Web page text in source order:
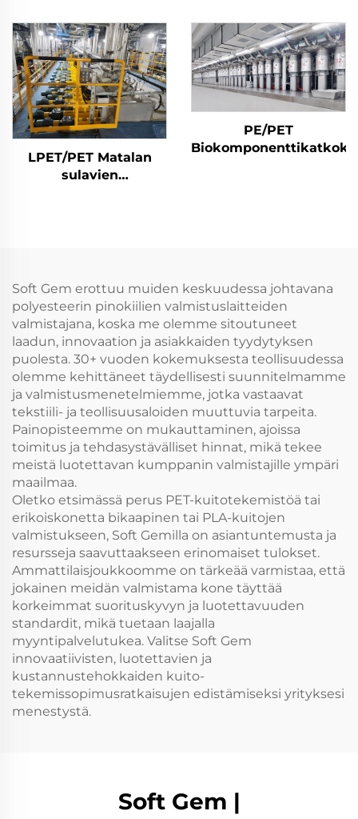
kiinteän
polyesterikatkokuitujen
PSF-valmistuskone
sekä onttoa että
kiinteää kuitua
LPET/PET Matalan
sulavien
PE/PET
Soft Gem erottuu muiden keskuudessa johtavana
polyesteerin pinokiilien valmistuslaitteiden
valmistajana, koska me olemme sitoutuneet
laadun, innovaation ja asiakkaiden tyydytyksen
puolesta. 30+ vuoden kokemuksesta teollisuudessa
olemme kehittäneet täydellisesti suunnitelmamme
ja valmistusmenetelmiemme, jotka vastaavat
tekstiili- ja teollisuusaloiden muuttuvia tarpeita.
Painopisteemme on mukauttaminen, ajoissa
toimitus ja tehdasystävälliset hinnat, mikä tekee
meistä luotettavan kumppanin valmistajille ympäri
maailmaa.
Oletko etsimässä perus PET-kuitotekemistöä tai
erikoiskonetta bikaapinen tai PLA-kuitojen
valmistukseen, Soft Gemilla on asiantuntemusta ja
resursseja saavuttaakseen erinomaiset tulokset.
Ammattilaisjoukkoomme on tärkeää varmistaa, että
jokainen meidän valmistama kone täyttää
korkeimmat suorituskyvyn ja luotettavuuden
standardit, mikä tuetaan laajalla
myyntipalvelutukea. Valitse Soft Gem
innovaatiivisten, luotettavien ja
kustannustehokkaiden kuito-
tekemissopimusratkaisujen edistämiseksi yrityksesi
menestystä.
Soft Gem |